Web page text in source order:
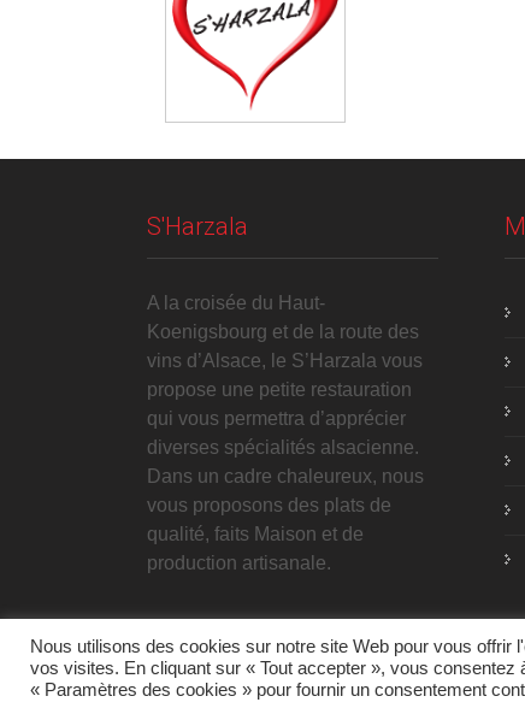
S'Harzala
A la croisée du Haut-
Koenigsbourg et de la route des
vins d’Alsace, le S’Harzala vous
propose une petite restauration
qui vous permettra d’apprécier
diverses spécialités alsacienne.
Dans un cadre chaleureux, nous
vous proposons des plats de
qualité, faits Maison et de
production artisanale.
2017 S'Harzala. Tous droits réservés.
Nous utilisons des cookies sur notre site Web pour vous
vos visites. En cliquant sur « Tout accepter », vous
« Paramètres des cookies » pour fournir un consentement